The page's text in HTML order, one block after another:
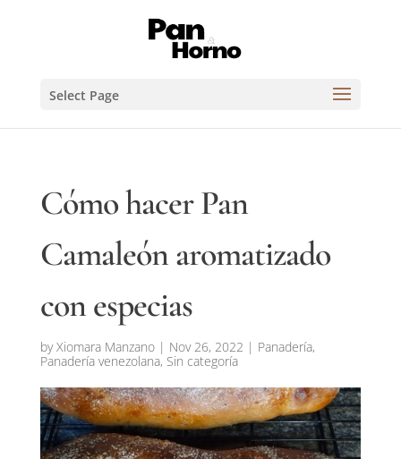
Select Page
Cómo hacer Pan
Camaleón aromatizado
con especias
byXiomara Manzano| Nov 26, 2022 | Panadería,
Panadería venezolana, Sin categoría